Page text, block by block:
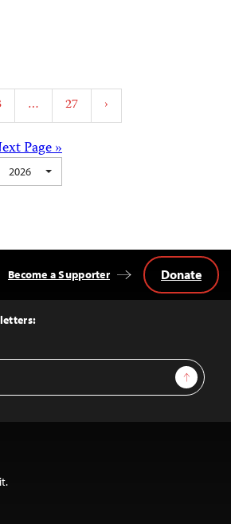
… 27 ›
Page »
2026
Sign Up
Become a Supporter Donate